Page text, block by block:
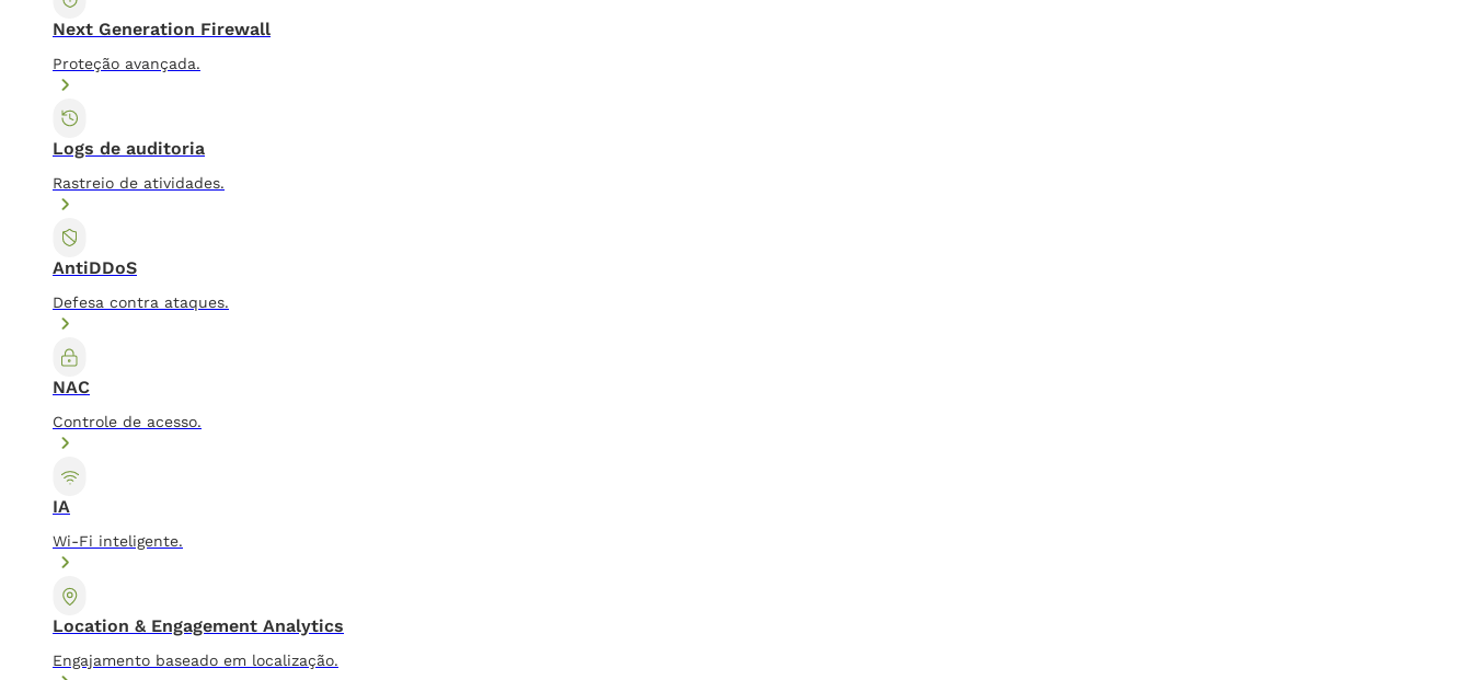
Next Generation Firewall
Proteção avançada.
Logs de auditoria
Rastreio de atividades.
AntiDDoS
Defesa contra ataques.
NAC
Controle de acesso.
IA
Wi-Fi inteligente.
Location & Engagement Analytics
Engajamento baseado em localização.